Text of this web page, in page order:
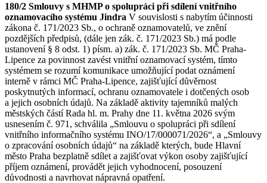
180/2 Smlouvy s MHMP o spolupráci při sdílení vnitřního
oznamovacího systému Jindra V souvislosti s nabytím účinnosti
zákona č. 171/2023 Sb., o ochraně oznamovatelů, ve znění
pozdějších předpisů, (dále jen zák. č. 171/2023 Sb.) má podle
ustanovení § 8 odst. 1) písm. a) zák. č. 171/2023 Sb. MČ Praha-
Lipence za povinnost zavést vnitřní oznamovací systém, tímto
systémem se rozumí komunikace umožňující podat oznámení
interně v rámci MČ Praha-Lipence, zajišťující důvěrnost
poskytnutých informací, ochranu oznamovatele i dotčených osob
a jejich osobních údajů. Na základě aktivity tajemníků malých
městských částí Rada hl. m. Prahy dne 11. května 2026 svým
usnesením č. 971, schválila „Smlouvu o spolupráci při sdílení
vnitřního informačního systému INO/17/000071/2026“, a „Smlouvy
o zpracování osobních údajů“ na základě kterých, bude Hlavní
město Praha bezplatně sdílet a zajišťovat výkon osoby zajišťující
příjem oznámení, provádět jejich vyhodnocení, posouzení
důvodnosti a navrhovat nápravná opatření.